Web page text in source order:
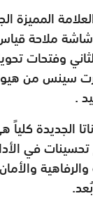
المميزة
وفتحات
سينس من
.
الجديدة كلياً
في
والرفاهية